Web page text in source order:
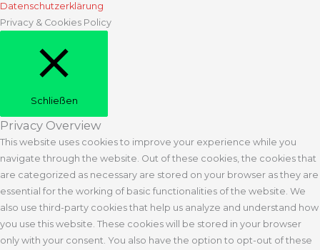
Datenschutzerklärung
Privacy & Cookies Policy
Schließen
Privacy Overview
This website uses cookies to improve your experience while you
navigate through the website. Out of these cookies, the cookies that
are categorized as necessary are stored on your browser as they are
essential for the working of basic functionalities of the website. We
also use third-party cookies that help us analyze and understand how
you use this website. These cookies will be stored in your browser
only with your consent. You also have the option to opt-out of these